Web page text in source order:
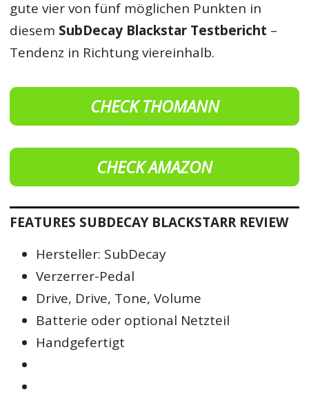
gute vier von fünf möglichen Punkten in
diesem SubDecay Blackstar Testbericht –
Tendenz in Richtung viereinhalb.
CHECK THOMANN
CHECK AMAZON
FEATURES SUBDECAY BLACKSTARR REVIEW
Hersteller: SubDecay
Verzerrer-Pedal
Drive, Drive, Tone, Volume
Batterie oder optional Netzteil
Handgefertigt